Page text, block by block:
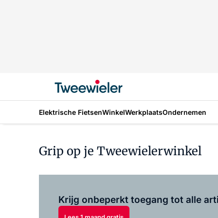
Elektrische FietsenWinkelWerkplaatsOndernemen
Grip op je Tweewielerwinkel
Krijg onbeperkt toegang tot alle